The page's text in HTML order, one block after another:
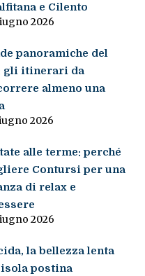
e Cilento
2026
panoramiche del
gli itinerari da
almeno una
2026
alle terme: perché
Contursi per una
di relax e
2026
la bellezza lenta
postina